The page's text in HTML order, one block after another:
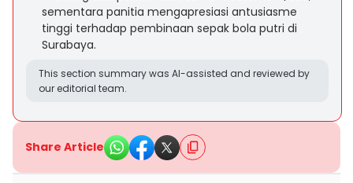
sementara panitia mengapresiasi antusiasme
tinggi terhadap pembinaan sepak bola putri di
Surabaya.
This section summary was AI-assisted and reviewed by
our editorial team.
Share Article